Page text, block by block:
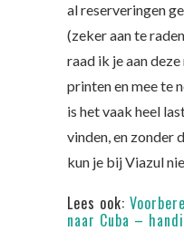
al reserveringen
(zeker aan te
raad ik je aan
printen en mee te
is het vaak heel
vinden, en zonder
kun je bij Viazul
Lees ook:
naar Cuba –